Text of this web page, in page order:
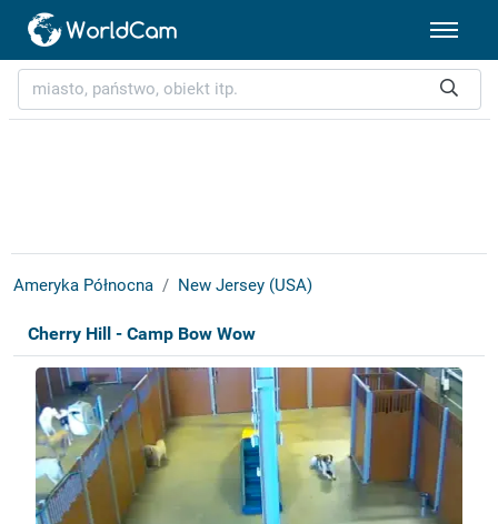
Ameryka Północna New Jersey (USA)
Cherry Hill - Camp Bow Wow